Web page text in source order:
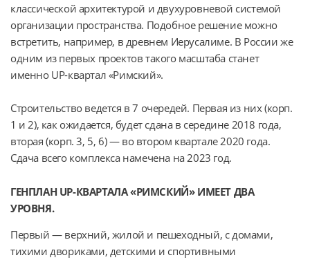
классической архитектурой и двухуровневой системой
организации пространства. Подобное решение можно
встретить, например, в древнем Иерусалиме. В России же
одним из первых проектов такого масштаба станет
именно UP-квартал «Римский».
Строительство ведется в 7 очередей. Первая из них (корп.
1 и 2), как ожидается, будет сдана в середине 2018 года,
вторая (корп. 3, 5, 6) — во втором квартале 2020 года.
Сдача всего комплекса намечена на 2023 год.
ГЕНПЛАН UP-КВАРТАЛА «РИМСКИЙ» ИМЕЕТ ДВА
УРОВНЯ.
Первый — верхний, жилой и пешеходный, с домами,
тихими двориками, детскими и спортивными